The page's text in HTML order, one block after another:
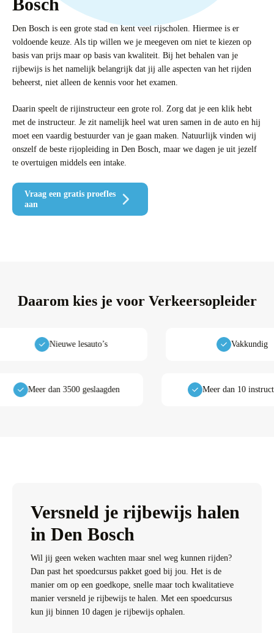
Bosch
Den Bosch is een grote stad en kent veel rijscholen. Hiermee is er
voldoende keuze. Als tip willen we je meegeven om niet te kiezen op
basis van prijs maar op basis van kwaliteit. Bij het behalen van je
rijbewijs is het namelijk belangrijk dat jij alle aspecten van het rijden
beheerst, niet alleen de kennis voor het examen.
Daarin speelt de rijinstructeur een grote rol. Zorg dat je een klik hebt
met de instructeur. Je zit namelijk heel wat uren samen in de auto en hij
moet een vaardig bestuurder van je gaan maken. Natuurlijk vinden wij
onszelf de beste rijopleiding in Den Bosch, maar we dagen je uit jezelf
te overtuigen middels een intake.
Vraag een gratis proefles
aan
Daarom kies je voor Verkeersopleider
Nieuwe lesauto’s Vakkundig
Meer dan 3500 geslaagden Meer
Versneld je rijbewijs halen
in Den Bosch
Wil jij geen weken wachten maar snel weg kunnen rijden?
Dan past het spoedcursus pakket goed bij jou. Het is de
manier om op een goedkope, snelle maar toch kwalitatieve
manier versneld je rijbewijs te halen. Met een spoedcursus
kun jij binnen 10 dagen je rijbewijs ophalen.